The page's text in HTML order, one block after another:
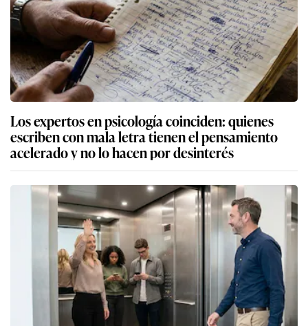
Los expertos en psicología coinciden: quienes
escriben con mala letra tienen el pensamiento
acelerado y no lo hacen por desinterés